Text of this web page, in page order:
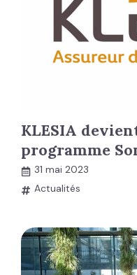
KLESIA
programme
31 mai 2023
Actualités